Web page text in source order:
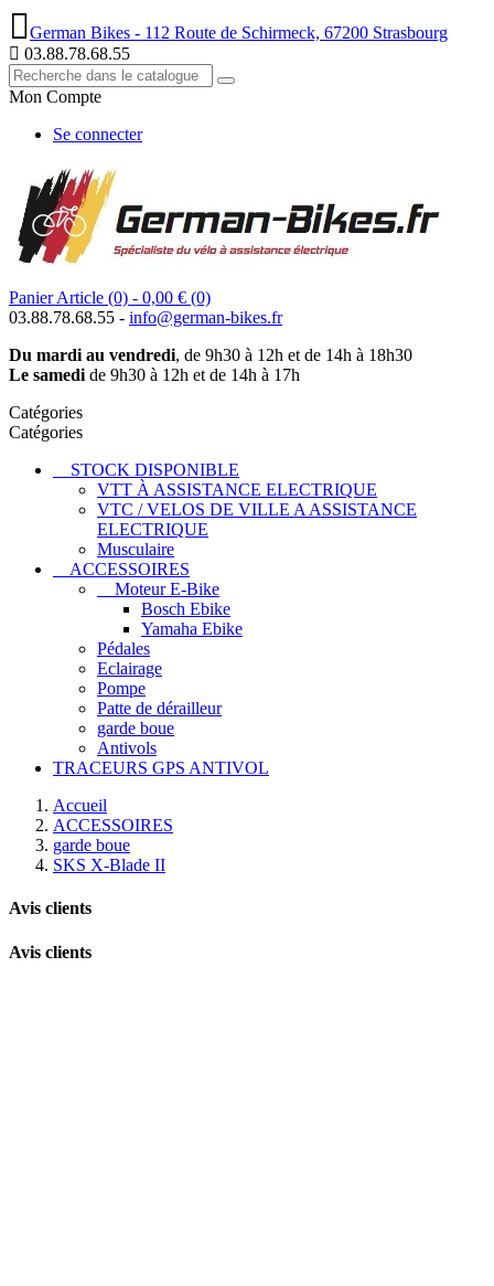
German Bikes - 112 Route de Schirmeck, 67200 Strasbourg
03.88.78.68.55
Mon Compte
Se connecter
Panier Article (0) - 0,00 € (0)
03.88.78.68.55 - info@german-bikes.fr
Du mardi au vendredi, de 9h30 à 12h et de 14h à 18h30
Le samedi de 9h30 à 12h et de 14h à 17h
Catégories
Catégories
STOCK DISPONIBLE
VTT À ASSISTANCE ELECTRIQUE
VTC / VELOS DE VILLE A ASSISTANCE
ELECTRIQUE
Musculaire
ACCESSOIRES
Moteur E-Bike
Bosch Ebike
Yamaha Ebike
Pédales
Eclairage
Pompe
Patte de dérailleur
garde boue
Antivols
TRACEURS GPS ANTIVOL
Accueil
ACCESSOIRES
garde boue
SKS X-Blade II
Avis clients
Avis clients